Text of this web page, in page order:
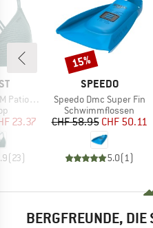
Triangle
Preis
23.37
(23)
MARKE
SPEEDO
Artikel
Speedo Dmc Super Fin
Produktgruppe
Schwimmflossen
Preis
CHF 58.95reduzierter
CHF 50.11
5.0( 1)
Rabatt
15%
BERGFREUNDE, DIE